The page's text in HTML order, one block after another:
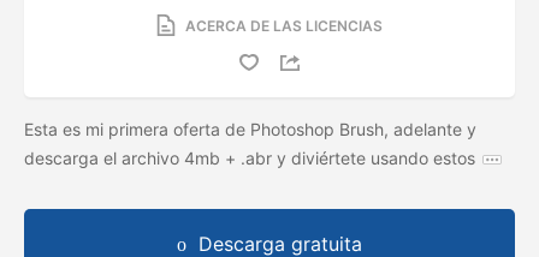
ACERCA DE LAS LICENCIAS
Esta es mi primera oferta de Photoshop Brush, adelante y
descarga el archivo 4mb + .abr y diviértete usando estos
Descarga gratuita